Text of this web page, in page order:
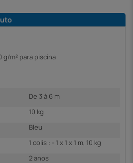
m² para piscina
De 3 à 6 m
10 kg
Bleu
1 colis : - 1 x 1 x 1 m, 10 kg
2 anos